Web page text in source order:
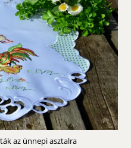
az ünnepi asztalra